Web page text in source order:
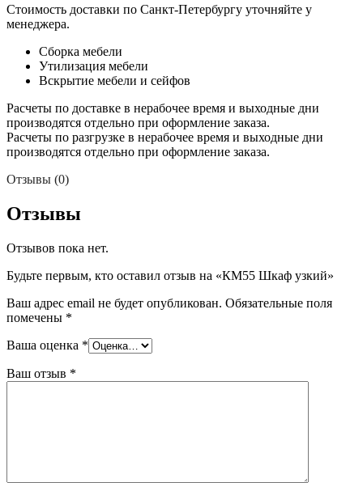
Стоимость доставки по Санкт-Петербургу уточняйте у
менеджера.
Сборка мебели
Утилизация мебели
Вскрытие мебели и сейфов
Расчеты по доставке в нерабочее время и выходные дни
производятся отдельно при оформление заказа.
Расчеты по разгрузке в нерабочее время и выходные дни
производятся отдельно при оформление заказа.
Отзывы (0)
Отзывы
Отзывов пока нет.
Будьте первым, кто оставил отзыв на «КМ55 Шкаф узкий»
Ваш адрес email не будет опубликован. Обязательные поля
помечены *
Ваша оценка *
Ваш отзыв *